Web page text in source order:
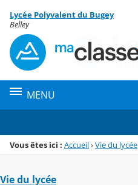
Menu de la rubrique
Contenu
Lycée Polyvalent du Bugey
Belley
MENU
Vous êtes ici : Accueil›Vie du lycée
Vie du lycée